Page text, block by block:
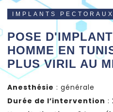
IMPLANTS PECTORAUX
POSE
HOMME EN
PLUS VIRIL AU
Anesthésie : générale
Durée de l’intervention :